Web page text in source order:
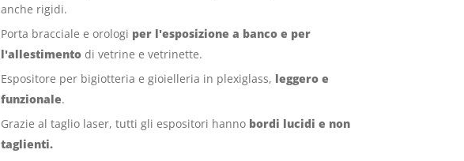
anche rigidi.
Porta bracciale e orologi per l'esposizione a banco e per
l'allestimento di vetrine e vetrinette.
Espositore per bigiotteria e gioielleria in plexiglass, leggero e
funzionale.
Grazie al taglio laser, tutti gli espositori hanno bordi lucidi e non
taglienti.